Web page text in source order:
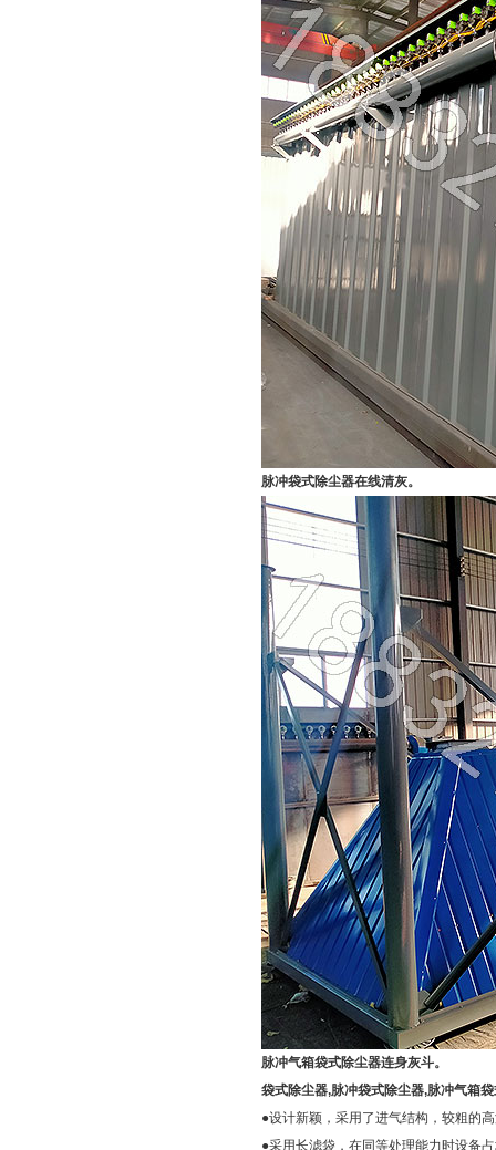
脉冲袋式除尘器在线清灰。
脉冲气箱袋式除尘器连身灰斗。
袋式除尘器,脉冲袋式除尘器,脉冲气箱
●设计新颖，采用了进气结构，较粗的
●采用长滤袋，在同等处理能力时设